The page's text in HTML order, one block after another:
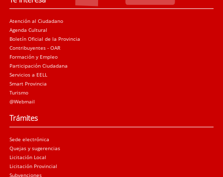
Atención al Ciudadano
Agenda Cultural
Boletín Oficial de la Provincia
Contribuyentes - OAR
Formación y Empleo
Participación Ciudadana
Servicios a EELL
Smart Provincia
Turismo
@Webmail
Trámites
Sede electrónica
Quejas y sugerencias
Licitación Local
Licitación Provincial
Subvenciones